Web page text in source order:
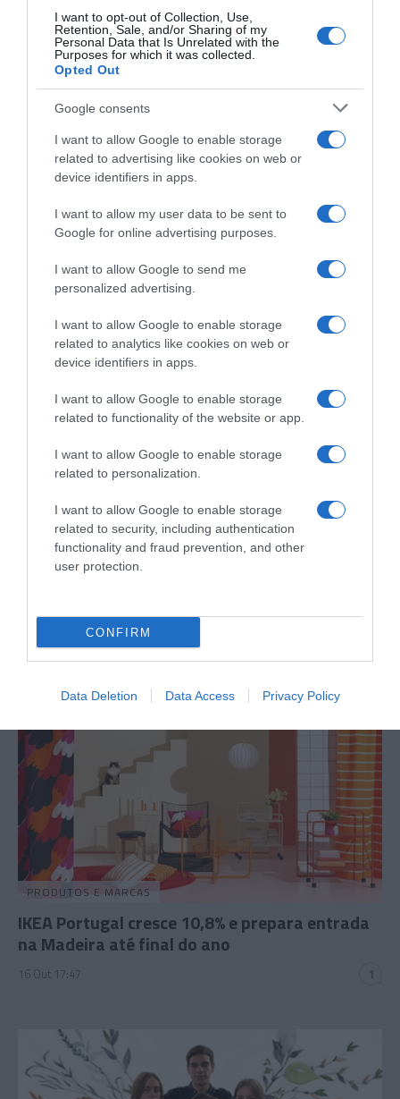
I want to opt-out of Collection, Use,
Retention, Sale, and/or Sharing of my
Personal Data that Is Unrelated with the
Purposes for which it was collected.
Opted Out
Google consents
I want to allow Google to enable storage
related to advertising like cookies on web or
device identifiers in apps.
I want to allow my user data to be sent to
Google for online advertising purposes.
I want to allow Google to send me
personalized advertising.
I want to allow Google to enable storage
related to analytics like cookies on web or
device identifiers in apps.
I want to allow Google to enable storage
related to functionality of the website or app.
I want to allow Google to enable storage
related to personalization.
I want to allow Google to enable storage
related to security, including authentication
functionality and fraud prevention, and other
user protection.
CONFIRM
Data Deletion Data Access Privacy Policy
Conheças as propostas de fim-de-semana dos
vários espaços da Savoy Signature
4 Out 12:01
Noites de 'quiz night' no MadeiraShopping
10 Out 16:58
PRODUTOS E MARCAS
IKEA Portugal cresce 10,8% e prepara entrada
na Madeira até final do ano
16 Out 17:47 1